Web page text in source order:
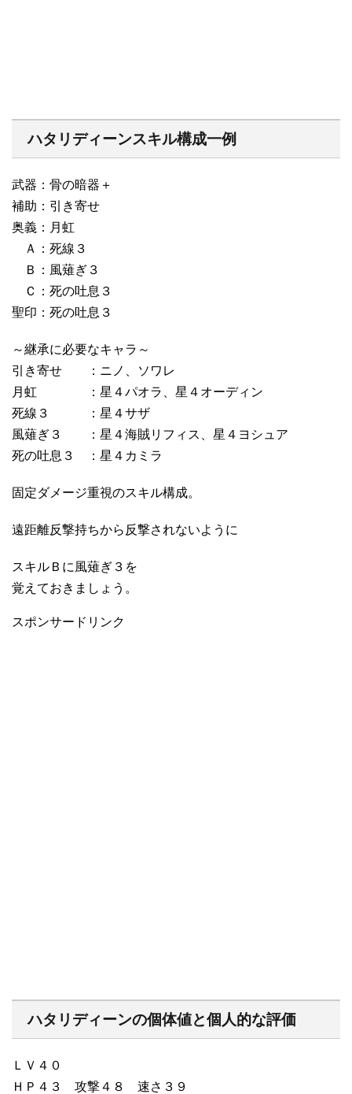
ハタリディーンスキル構成一例
武器：骨の暗器＋
補助：引き寄せ
奥義：月虹
Ａ：死線３
Ｂ：風薙ぎ３
Ｃ：死の吐息３
聖印：死の吐息３
～継承に必要なキャラ～
引き寄せ ：ニノ、ソワレ
月虹 ：星４パオラ、星４オーディン
死線３ ：星４サザ
風薙ぎ３ ：星４海賊リフィス、星４ヨシュア
死の吐息３ ：星４カミラ
固定ダメージ重視のスキル構成。
遠距離反撃持ちから反撃されないように
スキルＢに風薙ぎ３を
覚えておきましょう。
スポンサードリンク
ハタリディーンの個体値と個人的な評価
ＬＶ４０
ＨＰ４３ 攻撃４８ 速さ３９